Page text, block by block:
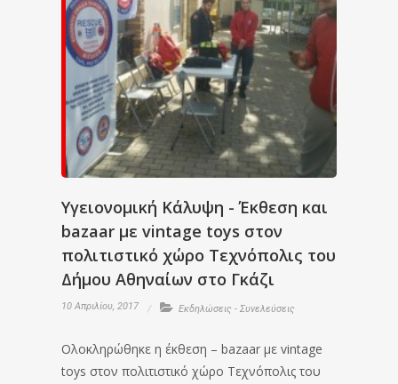
Υγειονομική Κάλυψη - Έκθεση και
bazaar με vintage toys στον
πολιτιστικό χώρο Τεχνόπολις του
Δήμου Αθηναίων στο Γκάζι
10 Απριλίου, 2017 Εκδηλώσεις - Συνελεύσεις
Ολοκληρώθηκε η έκθεση – bazaar με vintage
toys στον πολιτιστικό χώρο Τεχνόπολις του